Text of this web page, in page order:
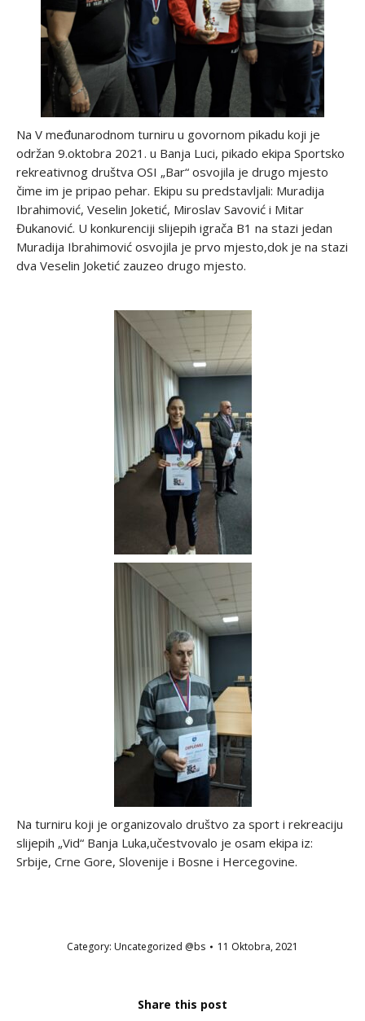
Na V međunarodnom turniru u govornom pikadu koji je
održan 9.oktobra 2021. u Banja Luci, pikado ekipa Sportsko
rekreativnog društva OSI „Bar“ osvojila je drugo mjesto
čime im je pripao pehar. Ekipu su predstavljali: Muradija
Ibrahimović, Veselin Joketić, Miroslav Savović i Mitar
Đukanović. U konkurenciji slijepih igrača B1 na stazi jedan
Muradija Ibrahimović osvojila je prvo mjesto,dok je na stazi
dva Veselin Joketić zauzeo drugo mjesto.
Na turniru koji je organizovalo društvo za sport i rekreaciju
slijepih „Vid“ Banja Luka,učestvovalo je osam ekipa iz:
Srbije, Crne Gore, Slovenije i Bosne i Hercegovine.
Category: Uncategorized @bs 11 Oktobra, 2021
Share this post